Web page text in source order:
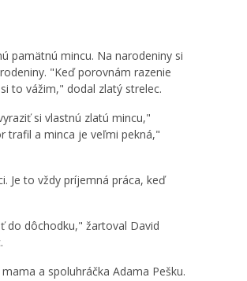
pamätnú mincu. Na narodeniny si
"Keď porovnám razenie
to vážim," dodal zlatý strelec.
si vlastnú zlatú mincu,"
trafil a minca je veľmi pekná,"
Je to vždy príjemná práca, keď
do dôchodku," žartoval David
a spoluhráčka Adama Pešku.